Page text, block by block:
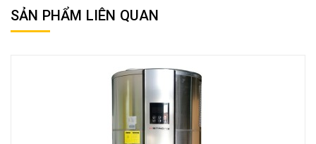
SẢN PHẨM LIÊN QUAN